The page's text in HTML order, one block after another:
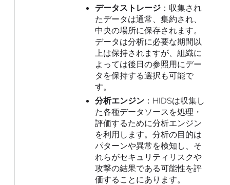
データストレージ：収集され
たデータは通常、集約され、
中央の場所に保存されます。
データは分析に必要な期間以
上は保持されますが、組織に
よっては後日の参照用にデー
タを保持する選択も可能で
す。
分析エンジン：HIDSは収集し
た各種データソースを処理・
評価するために分析エンジン
を利用します。分析の目的は
パターンや異常を検知し、そ
れらがセキュリティリスクや
攻撃の結果である可能性を評
価することにあります。